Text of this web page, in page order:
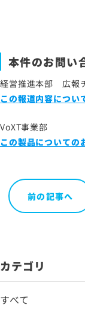
本件のお問い
経営推進本部 広報
この報道内容につい
VoXT事業部
この製品についての
前の記事へ
カテゴリ
すべて